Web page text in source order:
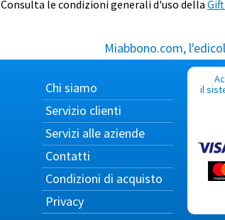
Consulta le condizioni generali d'uso della
Miabbono.com,
Chi siamo
Servizio clienti
Servizi alle aziende
Contatti
Condizioni di acquisto
Privacy
il